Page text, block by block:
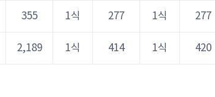
355 1식 277 1식 277
2,189 1식 414 1식 420